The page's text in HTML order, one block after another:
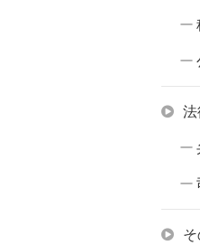
法